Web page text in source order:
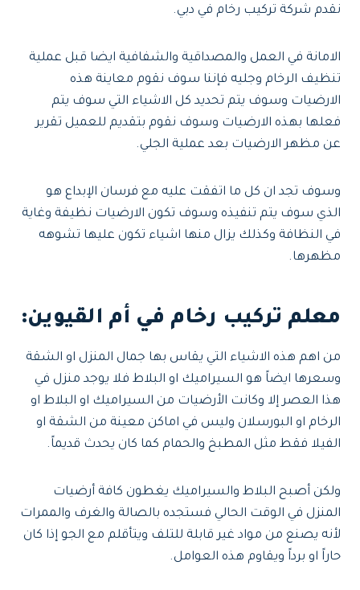
نقدم شركة تركيب رخام في دبي.
الامانة في العمل والمصداقية والشفافية ايضا قبل عملية
تنظيف الرخام وجليه فإننا سوف نقوم معاينة هذه
الارضيات وسوف يتم تحديد كل الاشياء التي سوف يتم
فعلها بهذه الارضيات وسوف نقوم بتقديم للعميل تقرير
عن مظهر الارضيات بعد عملية الجلي.
وسوف تجد ان كل ما اتفقت عليه مع فرسان الإبداع هو
الذي سوف يتم تنفيذه وسوف تكون الارضيات نظيفة وغاية
في النظافة وكذلك يزال منها اشياء تكون عليها تشوهه
مظهرها.
معلم تركيب رخام في أم القيوين:
من اهم هذه الاشياء التي يقاس بها جمال المنزل او الشقة
وسعرها ايضاً هو السيراميك او البلاط فلا يوجد منزل في
هذا العصر إلا وكانت الأرضيات من السيراميك او البلاط او
الرخام او البورسلان وليس في اماكن معينة من الشقة او
الفيلا فقط مثل المطبخ والحمام كما كان يحدث قديماً.
ولكن أصبح البلاط والسيراميك يغطون كافة أرضيات
المنزل في الوقت الحالي فستجده بالصالة والغرف والممرات
لأنه يصنع من مواد غير قابلة للتلف ويتأقلم مع الجو إذا كان
حاراً او برداً ويقاوم هذه العوامل.